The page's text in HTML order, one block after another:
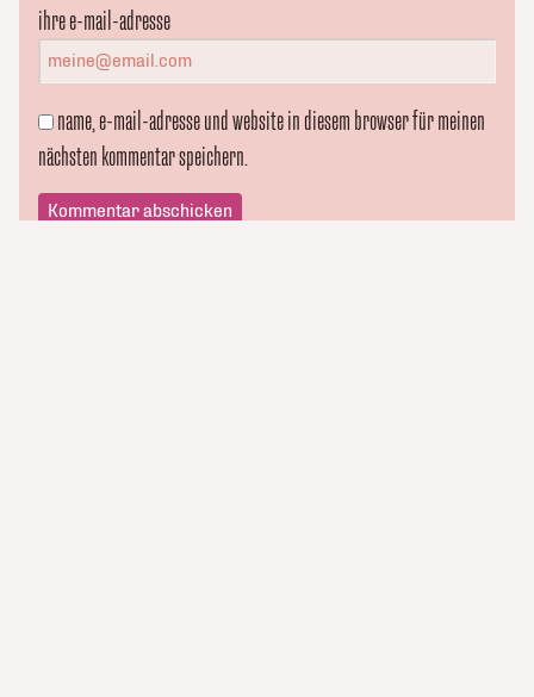
ihre e-mail-adresse
name, e-mail-adresse und website in diesem browser für meinen
nächsten kommentar speichern.